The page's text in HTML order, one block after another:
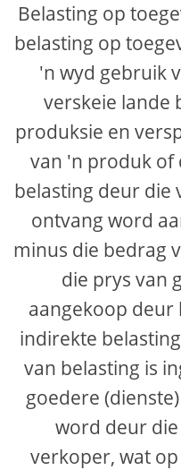
Belasting op
belasting op
'n wyd gebruik
verskeie lande
produksie en
van 'n produk of
belasting deur die
ontvang word
minus die bedrag
die prys van
aangekoop deur
indirekte
van belasting is
goedere
word deur
verkoper, wat